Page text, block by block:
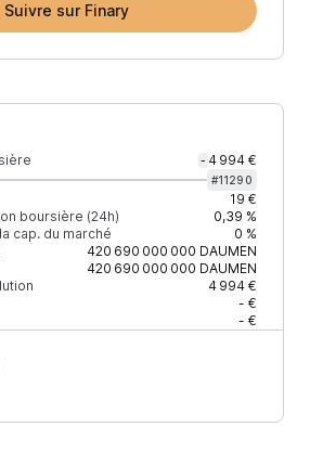
Suivre sur Finary
- 4 994 €
#11290
19 €
boursière (24h)
0,39 %
cap. du marché
0 %
420 690 000 000 DAUMEN
420 690 000 000 DAUMEN
4 994 €
- €
- €